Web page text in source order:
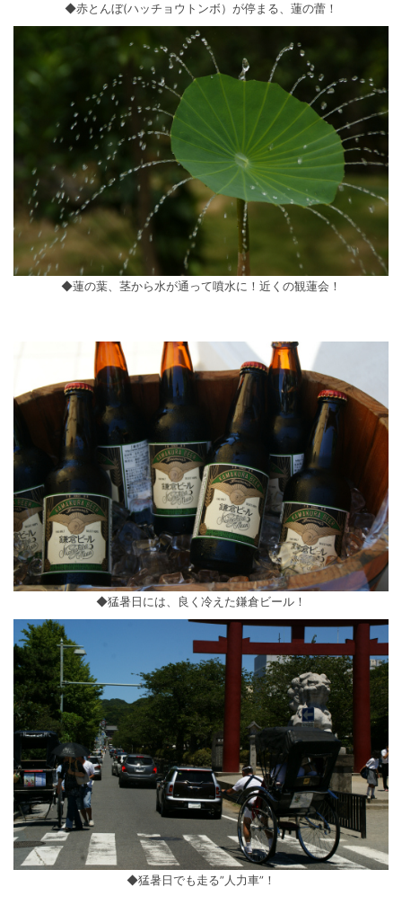
◆赤とんぼ(ハッチョウトンボ）が停まる、蓮の蕾！
◆蓮の葉、茎から水が通って噴水に！近くの観蓮会！
◆猛暑日には、良く冷えた鎌倉ビール！
◆猛暑日でも走る”人力車”！